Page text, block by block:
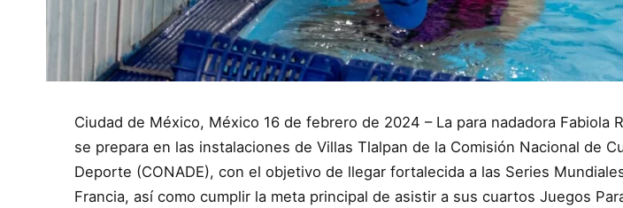
Ciudad de México, México 16 de febrero de 2024 – La para nadadora Fabiola
se prepara en las instalaciones de Villas Tlalpan de la Comisión Nacional de
Deporte (CONADE), con el objetivo de llegar fortalecida a las Series
Francia, así como cumplir la meta principal de asistir a sus cuartos Juegos